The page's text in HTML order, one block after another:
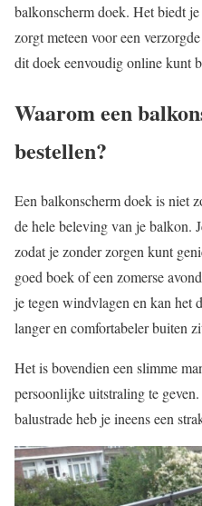
balkonscherm doek. Het biedt
zorgt meteen voor een
dit doek eenvoudig online kunt
Waarom een
bestellen?
Een balkonscherm doek is niet
de hele beleving van je balkon.
zodat je zonder zorgen kunt
goed boek of een zomerse
je tegen windvlagen en kan het
langer en comfortabeler buiten
Het is bovendien een slimme
persoonlijke uitstraling te
balustrade heb je ineens een